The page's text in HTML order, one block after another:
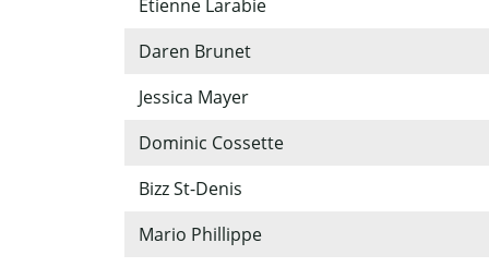
Étienne Larabie
Daren Brunet
Jessica Mayer
Dominic Cossette
Bizz St-Denis
Mario Phillippe